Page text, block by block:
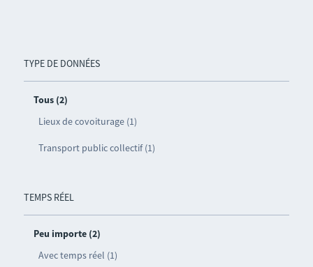
TYPE DE DONNÉES
Tous (2)
Lieux de covoiturage (1)
Transport public collectif (1)
TEMPS RÉEL
Peu importe (2)
Avec temps réel (1)